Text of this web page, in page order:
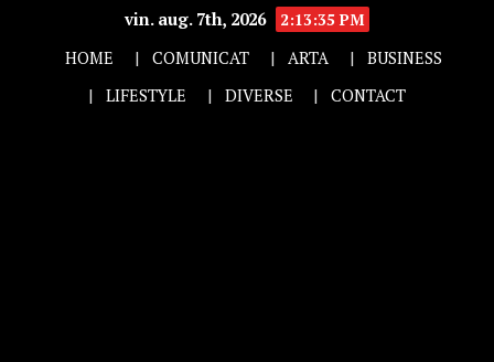
vin. aug. 7th, 2026
2:13:36 PM
HOME
COMUNICAT ARTA
BUSINESS
LIFESTYLE
DIVERSE CONTACT